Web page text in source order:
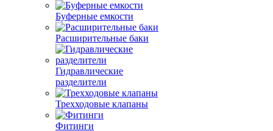
Буферные емкости
Расширительные баки
Гидравлические
разделители
Трехходовые клапаны
Фитинги